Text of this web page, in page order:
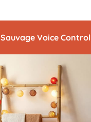
Sauvage Voice Control